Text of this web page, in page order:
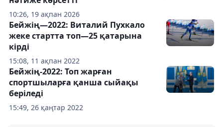
10:26, 19 ақпан 2026
15:08, 11 ақпан 2022
Бейжің—2022: Виталий Пухкало
жеке стартта топ—25 қатарына
кірді
15:49, 26 қаңтар 2022
Бейжің-2022: Топ жарған
спортшыларға қанша сыйақы
беріледі